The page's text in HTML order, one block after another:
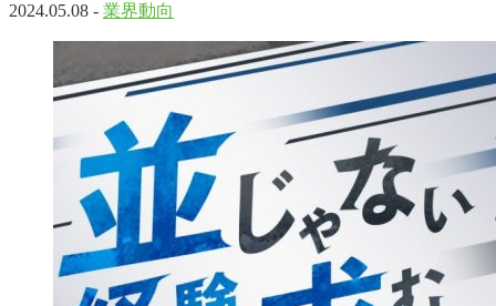
2024.05.08 - 業界動向